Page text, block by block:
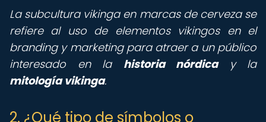
La subcultura vikinga en marcas de cerveza se
refiere al uso de elementos vikingos en el
branding y marketing para atraer a un público
interesado en la historia nórdicay la
mitología vikinga.
2. ¿Qué tipo de símbolos o